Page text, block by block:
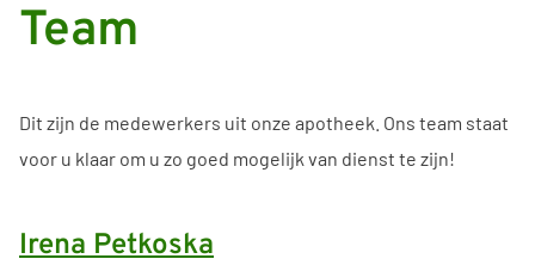
Team
Dit zijn de medewerkers uit onze apotheek. Ons team staat
voor u klaar om u zo goed mogelijk van dienst te zijn!
Irena Petkoska